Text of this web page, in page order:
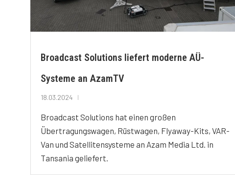
Broadcast Solutions liefert moderne AÜ-
Systeme an AzamTV
18.03.2024
Broadcast Solutions hat einen großen
Übertragungswagen, Rüstwagen, Flyaway-Kits, VAR-
Van und Satellitensysteme an Azam Media Ltd. in
Tansania geliefert.